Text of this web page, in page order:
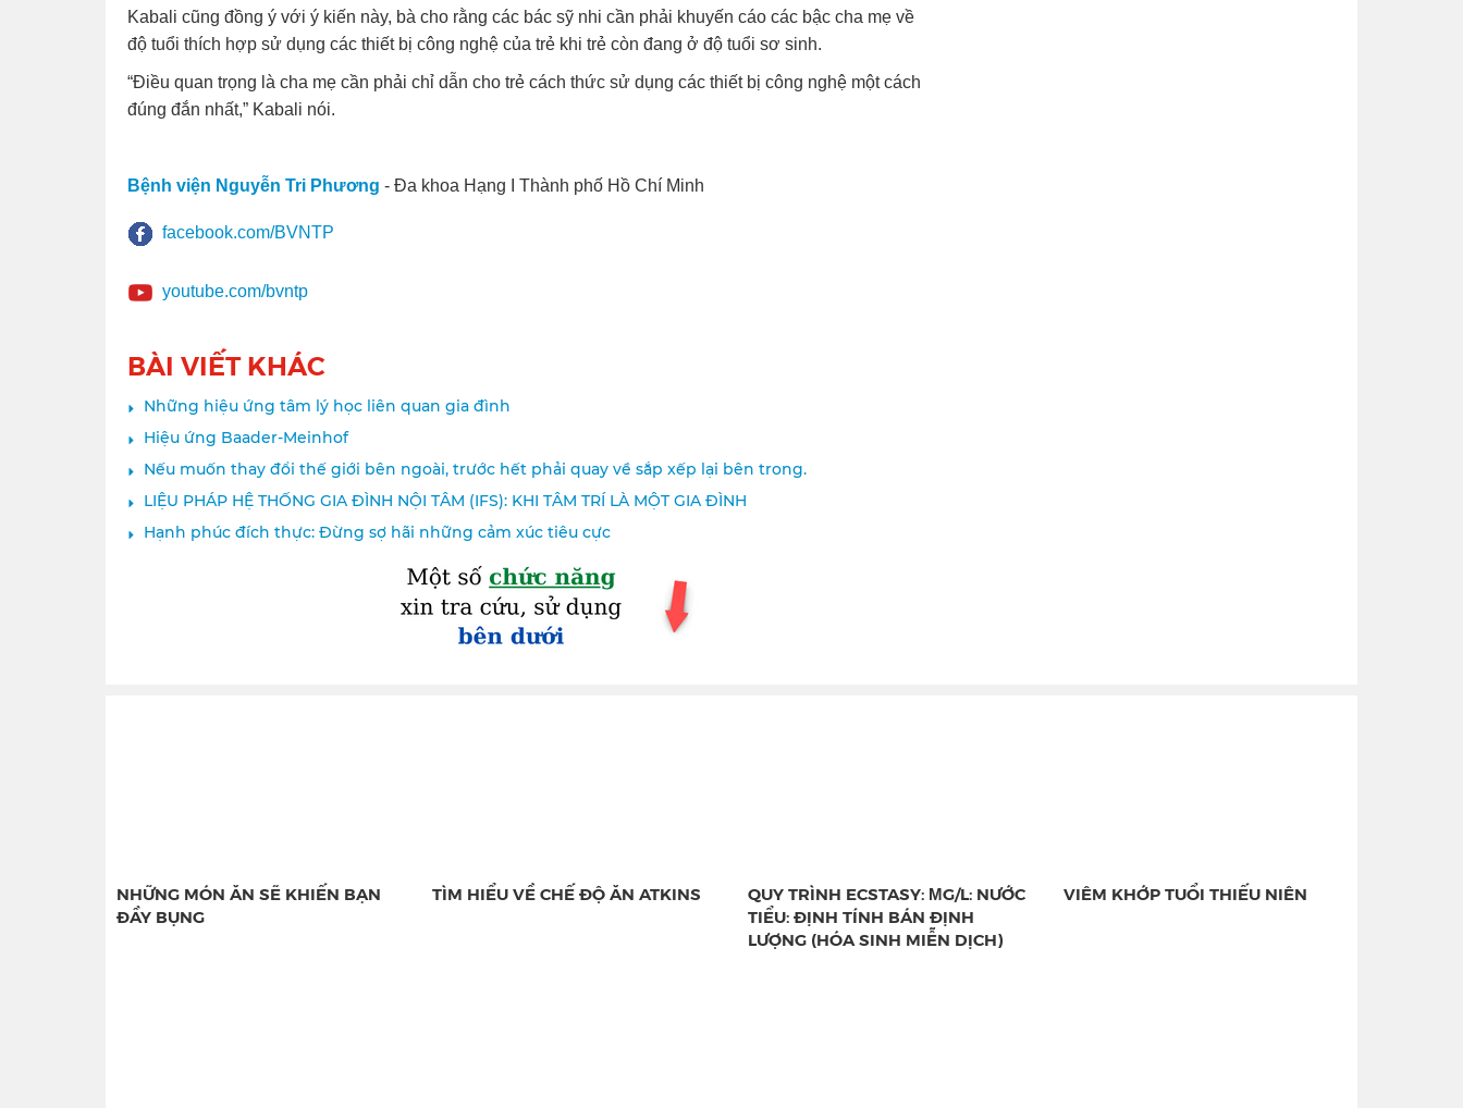
Kabali cũng đồng ý với ý kiến này, bà cho rằng các bác sỹ nhi cần phải khuyến cáo các bậc cha mẹ về
độ tuổi thích hợp sử dụng các thiết bị công nghệ của trẻ khi trẻ còn đang ở độ tuổi sơ sinh.
“Điều quan trọng là cha mẹ cần phải chỉ dẫn cho trẻ cách thức sử dụng các thiết bị công nghệ một cách
đúng đắn nhất,” Kabali nói.
Bệnh viện Nguyễn Tri Phương - Đa khoa Hạng I Thành phố Hồ Chí Minh
facebook.com/BVNTP
youtube.com/bvntp
BÀI VIẾT KHÁC
Những hiệu ứng tâm lý học liên quan gia đình
Hiệu ứng Baader-Meinhof
Nếu muốn thay đổi thế giới bên ngoài, trước hết phải quay về sắp xếp lại bên trong.
LIỆU PHÁP HỆ THỐNG GIA ĐÌNH NỘI TÂM (IFS): KHI TÂM TRÍ LÀ MỘT GIA ĐÌNH
Hạnh phúc đích thực: Đừng sợ hãi những cảm xúc tiêu cực
NHỮNG MÓN ĂN SẼ KHIẾN BẠN
ĐẦY BỤNG
TÌM HIỂU VỀ CHẾ ĐỘ ĂN ATKINS
QUY TRÌNH ECSTASY: ΜG/L: NƯỚC
TIỂU: ĐỊNH TÍNH BÁN ĐỊNH
LƯỢNG (HÓA SINH MIỄN DỊCH)
VIÊM KHỚP TUỔI THIẾU NIÊN